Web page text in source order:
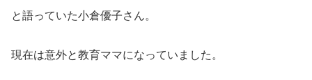
と語っていた小倉優子さん。
現在は意外と教育ママになっていました。